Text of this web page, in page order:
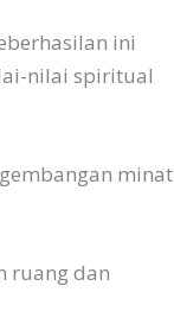
ini
nilai spiritual
minat
ruang dan